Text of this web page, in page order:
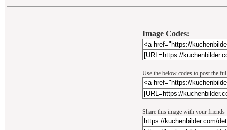
Image Codes:
Use the below codes to post the
Share this image with your friends